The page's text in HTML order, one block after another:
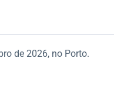
de 2026, no Porto.